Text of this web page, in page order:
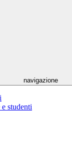
navigazione
studenti